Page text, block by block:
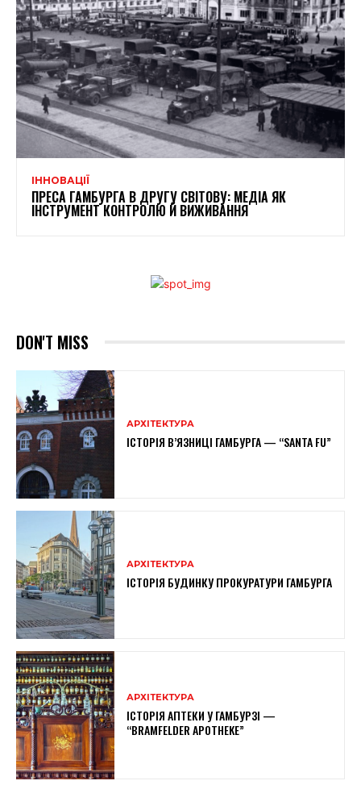
ІННОВАЦІЇ
ПРЕСА ГАМБУРГА В ДРУГУ СВІТОВУ: МЕДІА ЯК
ІНСТРУМЕНТ КОНТРОЛЮ Й ВИЖИВАННЯ
DON'T MISS
АРХІТЕКТУРА
ІСТОРІЯ В’ЯЗНИЦІ ГАМБУРГА — “SANTA FU”
АРХІТЕКТУРА
ІСТОРІЯ БУДИНКУ ПРОКУРАТУРИ ГАМБУРГА
АРХІТЕКТУРА
ІСТОРІЯ АПТЕКИ У ГАМБУРЗІ —
“BRAMFELDER APOTHEKE”